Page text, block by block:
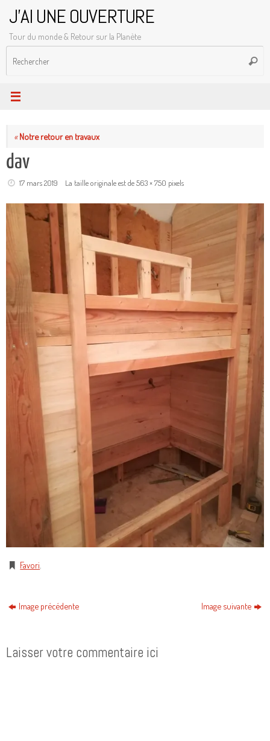
contenu
J'AI UNE OUVERTURE
Tour du monde & Retour sur la Planète
«Notre retour en travaux
dav
17 mars 2019 La taille originale est de563 × 750 pixels
Favori
Image précédente Image suivante
Laisser votre commentaire ici